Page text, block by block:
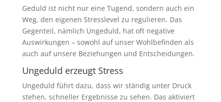
Geduld ist nicht nur eine Tugend, sondern auch ein
Weg, den eigenen Stresslevel zu regulieren. Das
Gegenteil, nämlich Ungeduld, hat oft negative
Auswirkungen – sowohl auf unser Wohlbefinden als
auch auf unsere Beziehungen und Entscheidungen.
Ungeduld erzeugt Stress
Ungeduld führt dazu, dass wir ständig unter Druck
stehen, schneller Ergebnisse zu sehen. Das aktiviert